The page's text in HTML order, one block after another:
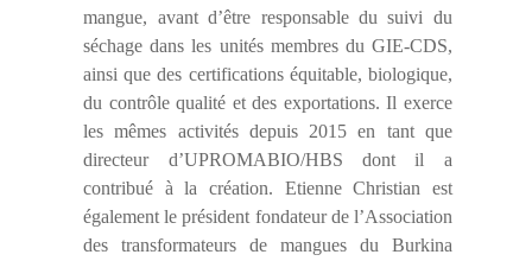
mangue, avant d’être responsable du suivi du
séchage dans les unités membres du GIE-CDS,
ainsi que des certifications équitable, biologique,
du contrôle qualité et des exportations. Il exerce
les mêmes activités depuis 2015 en tant que
directeur d’UPROMABIO/HBS dont il a
contribué à la création. Etienne Christian est
également le président fondateur de l’Association
des transformateurs de mangues du Burkina